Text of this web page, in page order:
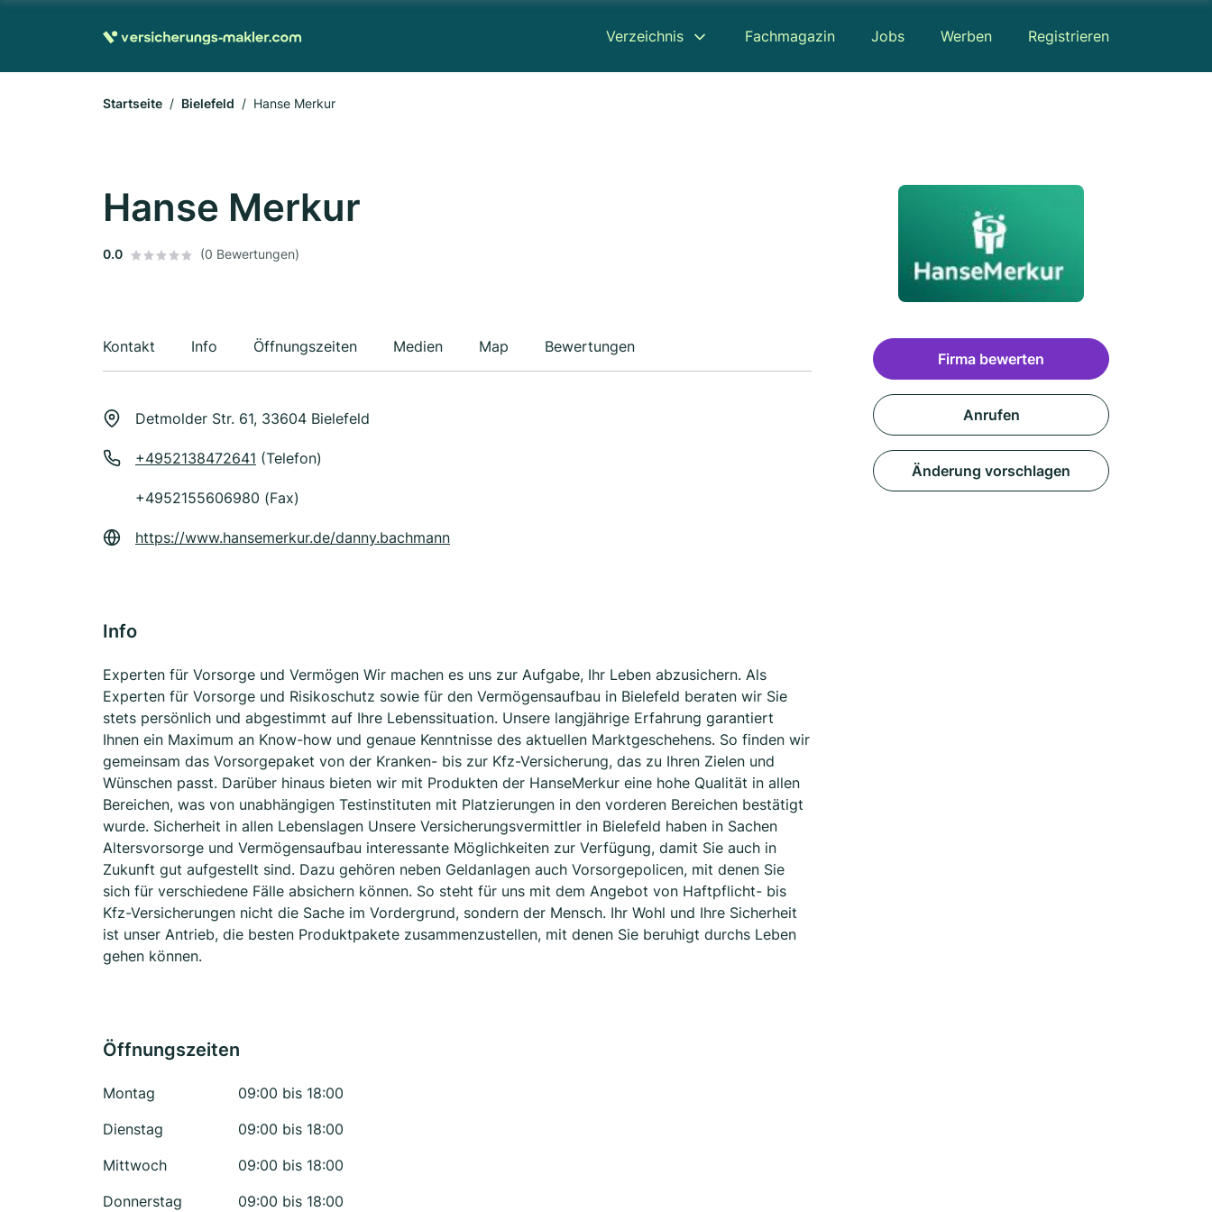
Verzeichnis Fachmagazin Jobs Werben Registrieren
Startseite Bielefeld Hanse Merkur
Hanse Merkur
0.0 (0 Bewertungen)
Kontakt Info Öffnungszeiten Medien Map Bewertungen
Detmolder Str. 61, 33604 Bielefeld
+4952138472641 (Telefon)
+4952155606980 (Fax)
https://www.hansemerkur.de/danny.bachmann
Info
Experten für Vorsorge und Vermögen Wir machen es uns zur Aufgabe, Ihr Leben abzusichern. Als
Experten für Vorsorge und Risikoschutz sowie für den Vermögensaufbau in Bielefeld beraten wir Sie
stets persönlich und abgestimmt auf Ihre Lebenssituation. Unsere langjährige Erfahrung garantiert
Ihnen ein Maximum an Know-how und genaue Kenntnisse des aktuellen Marktgeschehens. So finden wir
gemeinsam das Vorsorgepaket von der Kranken- bis zur Kfz-Versicherung, das zu Ihren Zielen und
Wünschen passt. Darüber hinaus bieten wir mit Produkten der HanseMerkur eine hohe Qualität in allen
Bereichen, was von unabhängigen Testinstituten mit Platzierungen in den vorderen Bereichen bestätigt
wurde. Sicherheit in allen Lebenslagen Unsere Versicherungsvermittler in Bielefeld haben in Sachen
Altersvorsorge und Vermögensaufbau interessante Möglichkeiten zur Verfügung, damit Sie auch in
Zukunft gut aufgestellt sind. Dazu gehören neben Geldanlagen auch Vorsorgepolicen, mit denen Sie
sich für verschiedene Fälle absichern können. So steht für uns mit dem Angebot von Haftpflicht- bis
Kfz-Versicherungen nicht die Sache im Vordergrund, sondern der Mensch. Ihr Wohl und Ihre Sicherheit
ist unser Antrieb, die besten Produktpakete zusammenzustellen, mit denen Sie beruhigt durchs Leben
gehen können.
Öffnungszeiten
Montag
09:00 bis 18:00
Dienstag
09:00 bis 18:00
Mittwoch
09:00 bis 18:00
Donnerstag
09:00 bis 18:00
Firma bewerten
Anrufen
Änderung vorschlagen